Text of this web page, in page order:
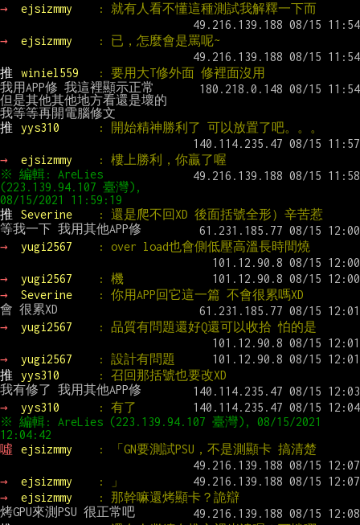
→
ejsizmmy : 就有人看不懂這種測試我解釋一下而
→ ejsizmmy : 已，怎麼會是罵呢~
推 winiel559
: 要用大T修外面 修裡面沒用
我用APP修 我這裡顯示正常
但是其他其他地方看還是壞的
推
yys310 : 開始精神勝利了 可以放置了吧。。。
→ ejsizmmy
: 樓上勝利，你贏了喔
※ 編輯: AreLies
(223.139.94.107 臺灣),
08/15/2021 11:59:19
推
Severine
: 還是爬不回XD 後面括號全形）辛苦惹
→
yugi2567 : over load也會側低壓高溫長時間燒
→ yugi2567
: 機
→
Severine
: 你用APP回它這一篇 不會很累嗎XD
→
yugi2567 : 品質有問題還好Q還可以收拾 怕的是
→ yugi2567
: 設計有問題
推
yys310
: 召回那括號也要改XD
→
yys310
: 有了
※ 編輯: AreLies (223.139.94.107 臺灣), 08/15/2021
12:04:42
噓
ejsizmmy : 「GN要測試PSU，不是測顯卡 搞清楚
→ ejsizmmy
: 」
→
ejsizmmy
: 那幹嘛還烤顯卡？詭辯